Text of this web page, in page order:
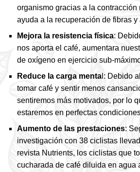
organismo gracias a la contracción
ayuda a la recuperación de fibras y
Mejora la resistencia física:
nos aporta el café, aumentara
de oxígeno en ejercicio sub-
Reduce la carga menta l: Debido
tomar café y sentir menos
sentiremos más motivados, por lo
estaremos en perfectas
Aumento de las prestaciones:
investigación con 38 ciclistas
revista Nutrients, los ciclistas que
cucharada de café diluida en agua